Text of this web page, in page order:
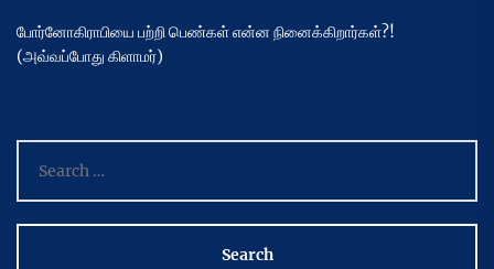
போர்னோகிராபியை பற்றி பெண்கள் என்ன நினைக்கிறார்கள்?!
(அவ்வப்போது கிளாமர்)
for: